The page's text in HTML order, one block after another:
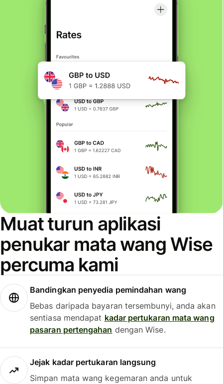
Muat turun aplikasi
penukar mata wang Wise
percuma kami
Bandingkan penyedia pemindahan wang
Bebas daripada bayaran tersembunyi, anda akan
sentiasa mendapat kadar pertukaran mata wang
pasaran pertengahan dengan Wise.
Jejak kadar pertukaran langsung
Simpan mata wang kegemaran anda untuk